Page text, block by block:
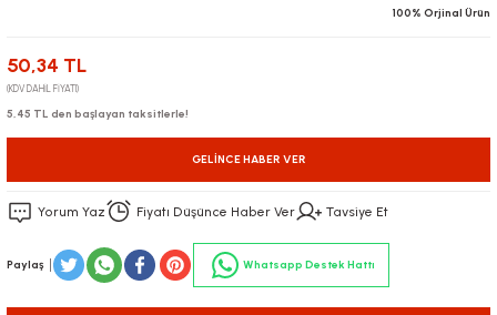
100% Orjinal Ürün
50,34 TL
(KDV DAHİL FİYATI)
5,45 TL den başlayan taksitlerle!
GELINCE HABER VER
Yorum Yaz Fiyatı Düşünce Haber Ver Tavsiye Et
Paylaş Whatsapp Destek Hattı